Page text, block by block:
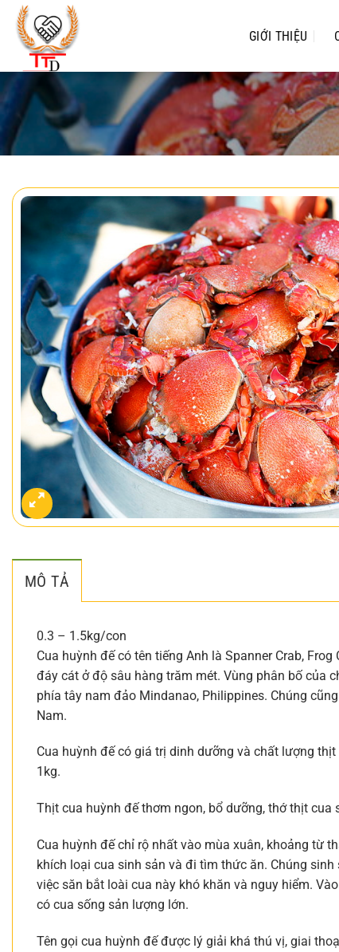
Chuyển
đến
dung
GIỚI THIỆU
MÔ TẢ
0.3 – 1.5kg/con
Cua huỳnh đế có tên tiếng Anh là Spanner Crab,
đáy cát ở độ sâu hàng trăm mét. Vùng phân bố của
phía tây nam đảo Mindanao, Philippines. Chúng
Nam.
Cua huỳnh đế có giá trị dinh dưỡng và chất lượng
1kg.
Thịt cua huỳnh đế thơm ngon, bổ dưỡng, thớ thịt cua
Cua huỳnh đế chỉ rộ nhất vào mùa xuân, khoảng từ
khích loại cua sinh sản và đi tìm thức ăn. Chúng
việc săn bắt loài cua này khó khăn và nguy hiểm.
có cua sống sản lượng lớn.
Tên gọi cua huỳnh đế được lý giải khá thú vị, giai